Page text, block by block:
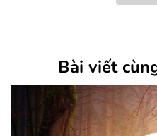
Bài viết